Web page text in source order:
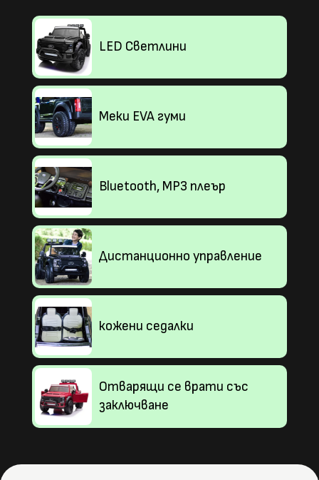
LED Светлини
Меки EVA гуми
Bluetooth, MP3 плеър
Дистанционно управление
кожени седалки
Отварящи се врати със
заключване